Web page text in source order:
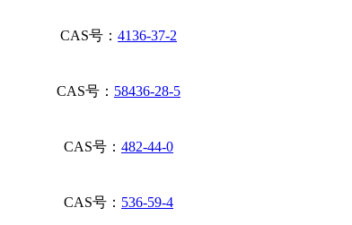
CAS号： 4136-37-2
CAS号： 58436-28-5
CAS号： 482-44-0
CAS号： 536-59-4